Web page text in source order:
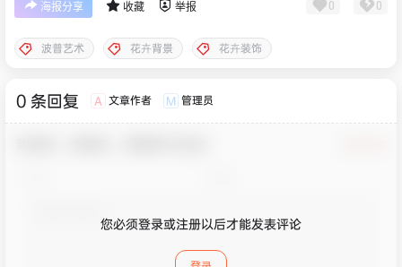
海报分享 收藏 举报 0 0
波普艺术 花卉背景 花卉装饰
0 条回复 A 文章作者 M 管理员
您必须登录或注册以后才能发表评论